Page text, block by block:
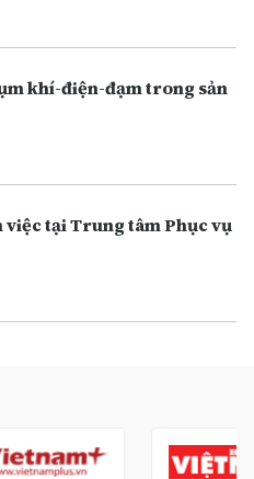
khí-điện-đạm trong sản
việc tại Trung tâm Phục vụ